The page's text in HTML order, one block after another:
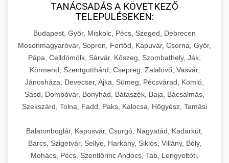
TANÁCSADÁS A KÖVETKEZŐ
TELEPÜLÉSEKEN:
Budapest, Győr, Miskolc, Pécs, Szeged, Debrecen
Mosonmagyaróvár, Sopron, Fertőd, Kapuvár, Csorna, Győr,
Pápa, Celldömölk, Sárvár, Kőszeg, Szombathely, Ják,
Körmend, Szentgotthárd, Csepreg, Zalalövő, Vasvár,
Jánosháza, Devecser, Ajka, Sümeg, Pécsvárad, Komló,
Sásd, Dombóvár, Bonyhád, Bátaszék, Baja, Bácsalmás,
Szekszárd, Tolna, Fadd, Paks, Kalocsa, Hőgyész, Tamási
Balatonboglár, Kaposvár, Csurgó, Nagyatád, Kadarkút,
Barcs, Szigetvár, Sellye, Harkány, Siklós, Villány, Bóly,
Mohács, Pécs, Szentlőrinc Andocs, Tab, Lengyeltóti,